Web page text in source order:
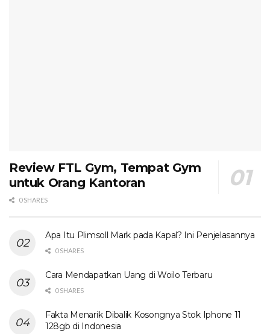
Review FTL Gym, Tempat Gym
untuk Orang Kantoran
0 SHARES
Apa Itu Plimsoll Mark pada Kapal? Ini Penjelasannya
0 SHARES
Cara Mendapatkan Uang di Woilo Terbaru
0 SHARES
Fakta Menarik Dibalik Kosongnya Stok Iphone 11
128gb di Indonesia